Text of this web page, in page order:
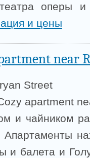
театра оперы
и цены
near
Street
apartment
и чайником
и балета и